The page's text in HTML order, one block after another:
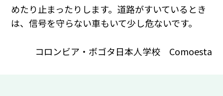
めたり止まったりします。道路がすいているとき
は、信号を守らない車もいて少し危ないです。
コロンビア・ボゴタ日本人学校 Comoesta